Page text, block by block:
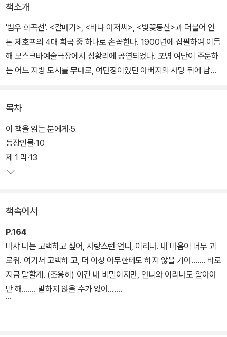
책소개
'범우 희곡선'. <갈매기>, <바냐 아저씨>, <벚꽃동산>과 더불어 안
톤 체호프의 4대 희곡 중 하나로 손꼽힌다. 1900년에 집필하여 이듬
해 모스크바예술극장에서 성황리에 공연되었다. 포병 여단이 주둔하
는 어느 지방 도시를 무대로, 여단장이었던 아버지의 사망 뒤에 남겨
거기서 탈출하려는 몸부림 등을 묘사하고 있다.
목차
이 책을 읽는 분에게·5
등장인물·10
제 1 막·13
책속에서
P.164
마샤 나는 고백하고 싶어, 사랑스런 언니, 이리나. 내 마음이 너무 괴
로워. 여기서 고백하 고, 더 이상 아무한테도 하지 않을 거야……. 바로
지금 말할게. (조용히) 이건 내 비밀이지만, 언니와 이리나도 알아야
만 해……. 말하지 않을 수가 없어…….
(사이)